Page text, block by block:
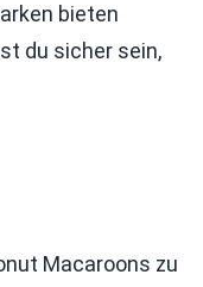
bieten
du sicher sein,
Macaroons zu